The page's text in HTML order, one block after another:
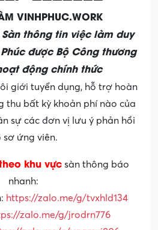
VINHPHUC.WORK
Sàn thông tin việc làm duy
được Bộ Công thương
động chính thức
giới tuyển dụng, hỗ trợ hoàn
thu bất kỳ khoản phí nào của
sự các đơn vị lưu ý phản hồi
sơ ứng viên.
khu vựcsàn thông báo
nhanh:
https://zalo.me/g/tvxhld134
zalo.me/g/jrodrn776